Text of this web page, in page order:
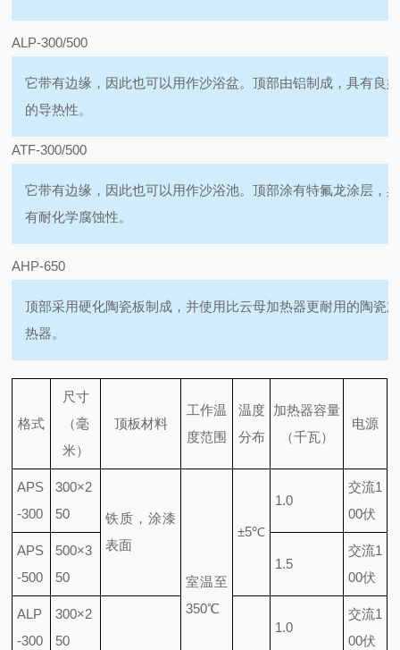
ALP-300/500
它带有边缘，因此也可以用作沙浴盆。顶部由铝制成，具有良好
的导热性。
ATF-300/500
它带有边缘，因此也可以用作沙浴池。顶部涂有特氟龙涂层，具
有耐化学腐蚀性。
AHP-650
顶部采用硬化陶瓷板制成，并使用比云母加热器更耐用的陶瓷加
热器。
格式
尺寸
（毫
米）
顶板材料
工作温
度范围
温度
分布
加热器容量
（千瓦）
电源
APS
-300
300×2
50
铁质，涂漆
表面
室温至
350℃
±5℃
1.0
交流1
00伏
APS
-500
500×3
50
1.5
交流1
00伏
ALP
-300
300×2
50
1.0
交流1
00伏